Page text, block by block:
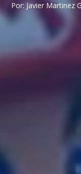
Por: Javier Martinez